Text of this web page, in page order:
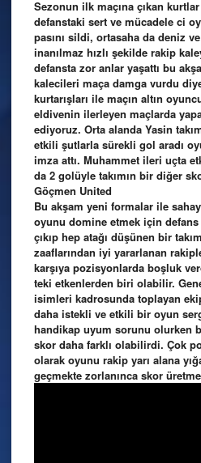
Sezonun ilk maçına çıkan
defanstaki sert ve mücadele ci
pasını sildi, ortasaha da deniz
inanılmaz hızlı şekilde rakip
defansta zor anlar yaşattı bu
kalecileri maça damga vurdu
kurtarışları ile maçın altın
eldivenin ilerleyen maçlarda
ediyoruz. Orta alanda Yasin
etkili şutlarla sürekli gol aradı
imza attı. Muhammet ileri uçta
da 2 golüyle takımın bir diğer
Göçmen United
Bu akşam yeni formalar ile
oyunu domine etmek için defans
çıkıp hep atağı düşünen bir
zaaflarından iyi yararlanan
karşıya pozisyonlarda boşluk
teki etkenlerden biri olabilir.
isimleri kadrosunda toplayan
daha istekli ve etkili bir oyun
handikap uyum sorunu olurken
skor daha farklı olabilirdi. Çok
olarak oyunu rakip yarı alana
geçmekte zorlanınca skor